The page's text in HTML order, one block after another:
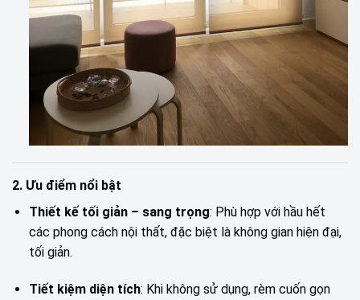
2. Ưu điểm nổi bật
Thiết kế tối giản – sang trọng: Phù hợp với hầu hết
các phong cách nội thất, đặc biệt là không gian hiện đại,
tối giản.
Tiết kiệm diện tích: Khi không sử dụng, rèm cuốn gọn